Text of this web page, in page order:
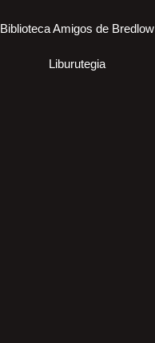
Biblioteca Amigos de Bredlow
Liburutegia